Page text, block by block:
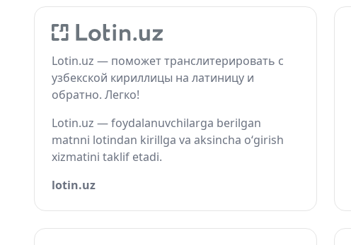
Lotin.uz — поможет транслитерировать с
узбекской кириллицы на латиницу и
обратно. Легко!
Lotin.uz — foydalanuvchilarga berilgan
matnni lotindan kirillga va aksincha o‘girish
xizmatini taklif etadi.
lotin.uz